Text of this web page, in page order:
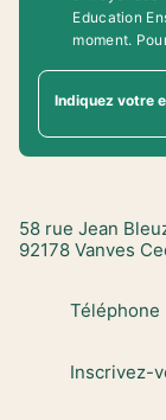
Education
moment.
Indiquez votre
58 rue Jean
92178 Vanves
Téléphone
Inscrivez-